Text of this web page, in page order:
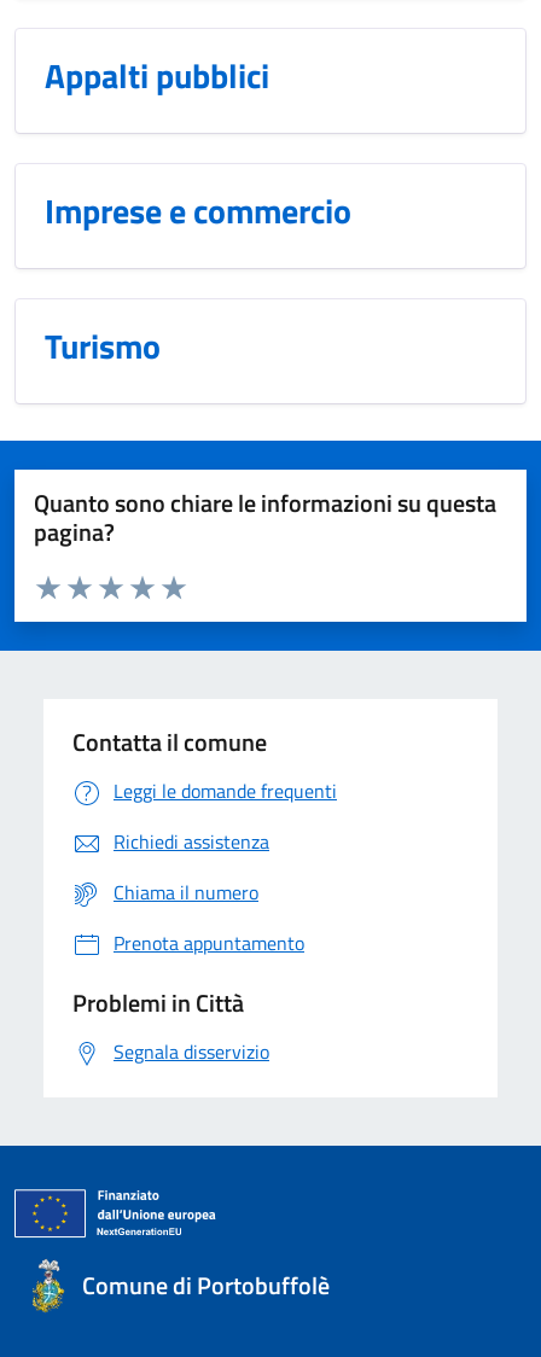
Appalti pubblici
Imprese e commercio
Turismo
Quanto sono chiare le informazioni su questa
pagina?
Domanda
Valuta da 1 a 5 stelle la pagina
Valuta 5 stelle su 5
Valuta 4 stelle su 5
Valuta 3 stelle su 5
Valuta 2 stelle su 5
Valuta 1 stelle su 5
Contatta il comune
Leggi le domande frequenti
Richiedi assistenza
Chiama il numero
Prenota appuntamento
Problemi in Città
Segnala disservizio
Comune di Portobuffolè